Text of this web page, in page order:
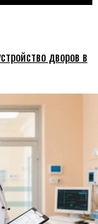
дворов в